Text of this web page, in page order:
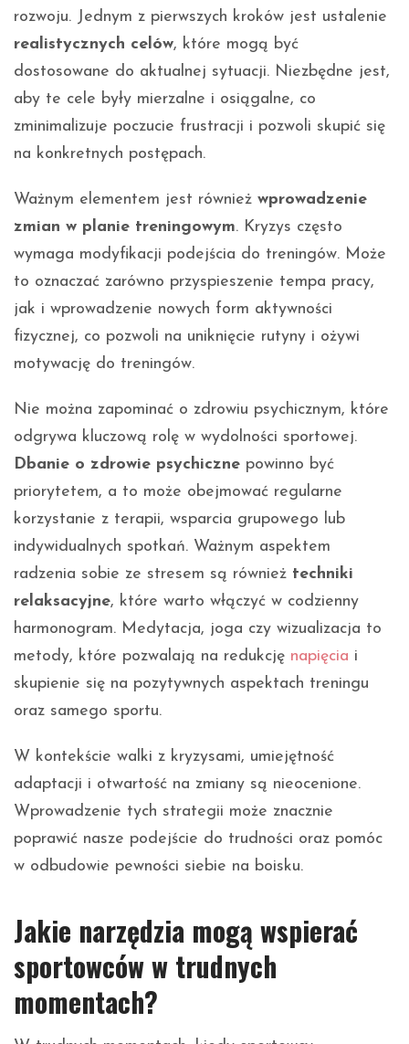
rozwoju. Jednym z pierwszych kroków jest ustalenie
realistycznych celów, które mogą być
dostosowane do aktualnej sytuacji. Niezbędne jest,
aby te cele były mierzalne i osiągalne, co
zminimalizuje poczucie frustracji i pozwoli skupić się
na konkretnych postępach.
Ważnym elementem jest również wprowadzenie
zmian w planie treningowym. Kryzys często
wymaga modyfikacji podejścia do treningów. Może
to oznaczać zarówno przyspieszenie tempa pracy,
jak i wprowadzenie nowych form aktywności
fizycznej, co pozwoli na uniknięcie rutyny i ożywi
motywację do treningów.
Nie można zapominać o zdrowiu psychicznym, które
odgrywa kluczową rolę w wydolności sportowej.
Dbanie o zdrowie psychiczne powinno być
priorytetem, a to może obejmować regularne
korzystanie z terapii, wsparcia grupowego lub
indywidualnych spotkań. Ważnym aspektem
radzenia sobie ze stresem są również techniki
relaksacyjne, które warto włączyć w codzienny
harmonogram. Medytacja, joga czy wizualizacja to
metody, które pozwalają na redukcję napięcia i
skupienie się na pozytywnych aspektach treningu
oraz samego sportu.
W kontekście walki z kryzysami, umiejętność
adaptacji i otwartość na zmiany są nieocenione.
Wprowadzenie tych strategii może znacznie
poprawić nasze podejście do trudności oraz pomóc
w odbudowie pewności siebie na boisku.
Jakie narzędzia mogą wspierać
sportowców w trudnych
momentach?